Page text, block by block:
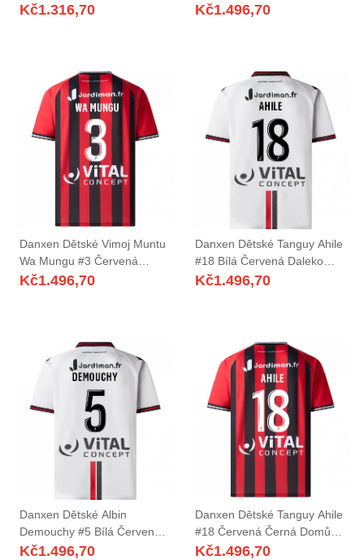
Brankář Dresy 2025/26 Dres
Kč1.316,70
Daleko Hráčské Dresy
Kč1.496,70
Danxen Dětské Vimoj Muntu
Wa Mungu #3 Červená
Černá Domů Hráčské Dresy
Kč1.496,70
Danxen Dětské Tanguy Ahile
#18 Bílá Červená Daleko
Hráčské Dresy 2025/26 Dres
Kč1.496,70
Danxen Dětské Albin
Demouchy #5 Bílá Červená
Daleko Hráčské Dresy
Kč1.496,70
Danxen Dětské Tanguy Ahile
#18 Červená Černá Domů
Hráčské Dresy 2025/26 Dres
Kč1.496,70